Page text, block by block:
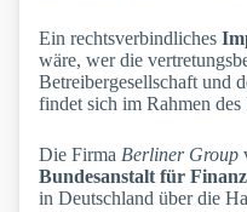
Ein rechtsverbindliches
wäre, wer die
Betreibergesellschaft und
findet sich im Rahmen
Die Firma Berliner Group
Bundesanstalt für
in Deutschland über die